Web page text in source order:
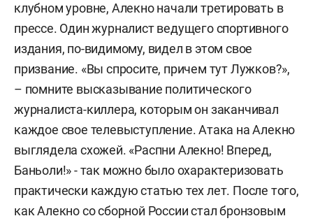
клубном уровне, Алекно начали третировать в
прессе. Один журналист ведущего спортивного
издания, по-видимому, видел в этом свое
призвание. «Вы спросите, причем тут Лужков?»,
– помните высказывание политического
журналиста-киллера, которым он заканчивал
каждое свое телевыступление. Атака на Алекно
выглядела схожей. «Распни Алекно! Вперед,
Баньоли!» - так можно было охарактеризовать
практически каждую статью тех лет. После того,
как Алекно со сборной России стал бронзовым